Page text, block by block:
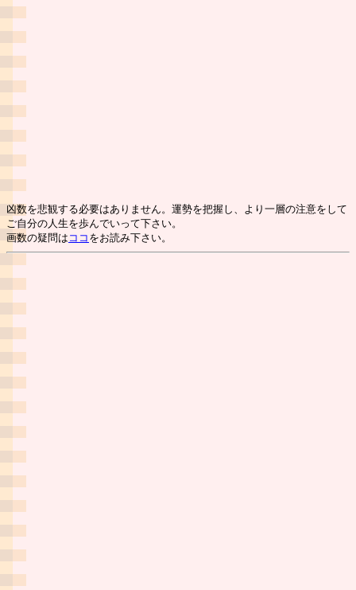
凶数を悲観する必要はありません。運勢を把握し、より一層の注意をして
ご自分の人生を歩んでいって下さい。
画数の疑問は ココ をお読み下さい。